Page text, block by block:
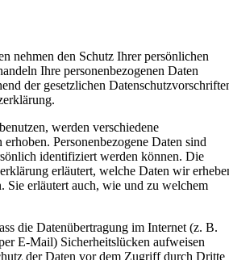
nehmen den Schutz Ihrer persönlichen
Ihre personenbezogenen Daten
der gesetzlichen
werden verschiedene
erhoben. Personenbezogene Daten sind
identifiziert werden können. Die
erläutert, welche Daten wir
Sie erläutert auch, wie und zu welchem
die Datenübertragung im Internet (z. B.
E-Mail) Sicherheitslücken aufweisen
der Daten vor dem Zugriff durch Dritte